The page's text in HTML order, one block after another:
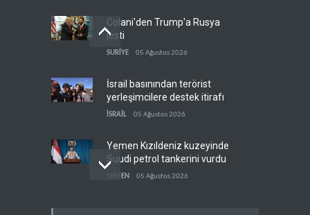
Colani'den Trump'a Rusya
jesti
SURİYE 05 Ağustos 2026
İsrail basınından terörist
yerleşimcilere destek itirafı
İSRAİL 05 Ağustos 2026
Yemen Kızıldeniz kuzeyinde
Suudi petrol tankerini vurdu
YEMEN 05 Ağustos 2026